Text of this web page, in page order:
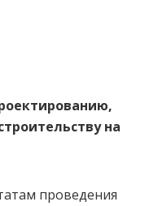
на
проведения